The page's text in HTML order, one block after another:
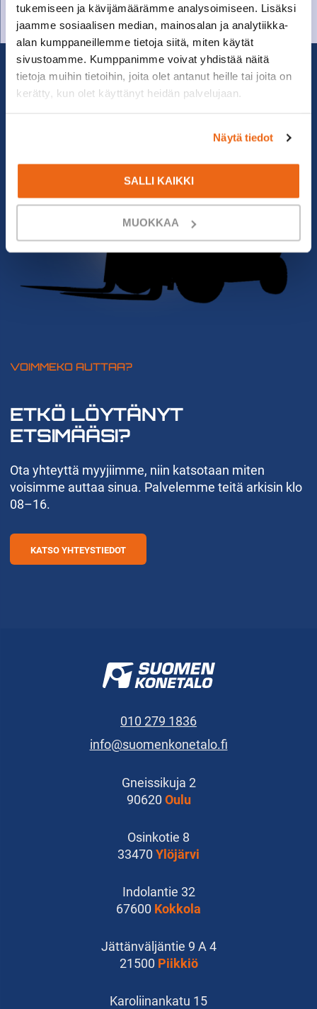
tukemiseen ja kävijämäärämme analysoimiseen. Lisäksi
jaamme sosiaalisen median, mainosalan ja analytiikka-
alan kumppaneillemme tietoja siitä, miten käytät
sivustoamme. Kumppanimme voivat yhdistää näitä
tietoja muihin tietoihin, joita olet antanut heille tai joita on
kerätty, kun olet käyttänyt heidän palvelujaan.
Näytä tiedot
SALLI KAIKKI
MUOKKAA
VOIMMEKO AUTTAA?
ETKÖ LÖYTÄNYT
ETSIMÄÄSI?
Ota yhteyttä myyjiimme, niin katsotaan miten
voisimme auttaa sinua. Palvelemme teitä arkisin klo
08–16.
KATSO YHTEYSTIEDOT
010 279 1836
info@suomenkonetalo.fi
Gneissikuja 2
90620 Oulu
Osinkotie 8
33470 Ylöjärvi
Indolantie 32
67600 Kokkola
Jättänväljäntie 9 A 4
21500 Piikkiö
Karoliinankatu 15